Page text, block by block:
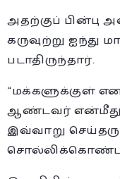
அதற்குப் பின்பு
கருவுற்று
படாதிருந்தார்.
“மக்களுக்குள்
ஆண்டவர் என்மீது
இவ்வாறு